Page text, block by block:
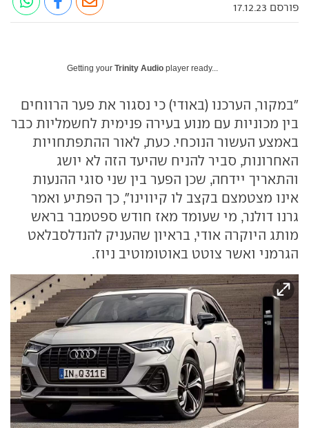
פורסם 17.12.23
Getting your Trinity Audio player ready...
"במקור, הערכנו (באודי) כי נסגור את פער הרווחים
בין מכוניות עם מנוע בעירה פנימית לחשמליות כבר
באמצע העשור הנוכחי. כעת, לאור ההתפתחויות
האחרונות, סביר להניח שהיעד הזה לא יושג
והתאריך יידחה, שכן הפער בין שני סוגי ההנעות
אינו מצטמצם בקצב לו קיווינו", כך הפתיע ואמר
גרנו דולנר, מי שעומד מאז חודש ספטמבר בראש
מותג היוקרה אודי, בראיון שהעניק להנדלסבלאט
הגרמני ואשר צוטט באוטומוטיב ניוז.